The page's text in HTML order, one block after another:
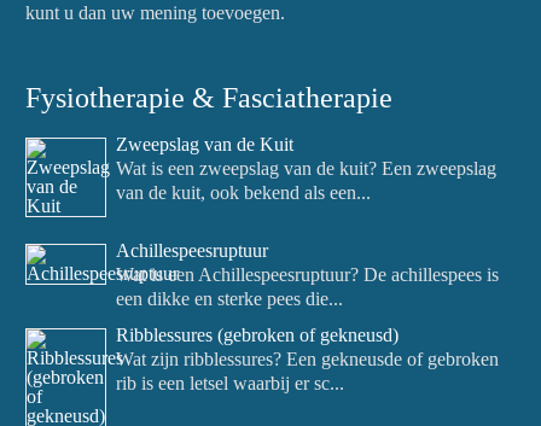
kunt u dan uw mening toevoegen.
Fysiotherapie & Fasciatherapie
Zweepslag van de Kuit
Wat is een zweepslag van de kuit? Een zweepslag
van de kuit, ook bekend als een...
Achillespeesruptuur
Wat is een Achillespeesruptuur? De achillespees is
een dikke en sterke pees die...
Ribblessures (gebroken of gekneusd)
Wat zijn ribblessures? Een gekneusde of gebroken
rib is een letsel waarbij er sc...